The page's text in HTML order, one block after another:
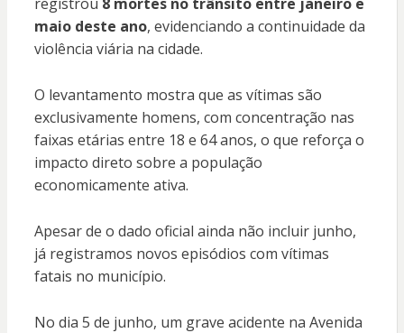
maio deste ano, evidenciando a continuidade da
violência viária na cidade.
O levantamento mostra que as vítimas são
exclusivamente homens, com concentração nas
faixas etárias entre 18 e 64 anos, o que reforça o
impacto direto sobre a população
economicamente ativa.
Apesar de o dado oficial ainda não incluir junho,
já registramos novos episódios com vítimas
fatais no município.
No dia 5 de junho, um grave acidente na Avenida